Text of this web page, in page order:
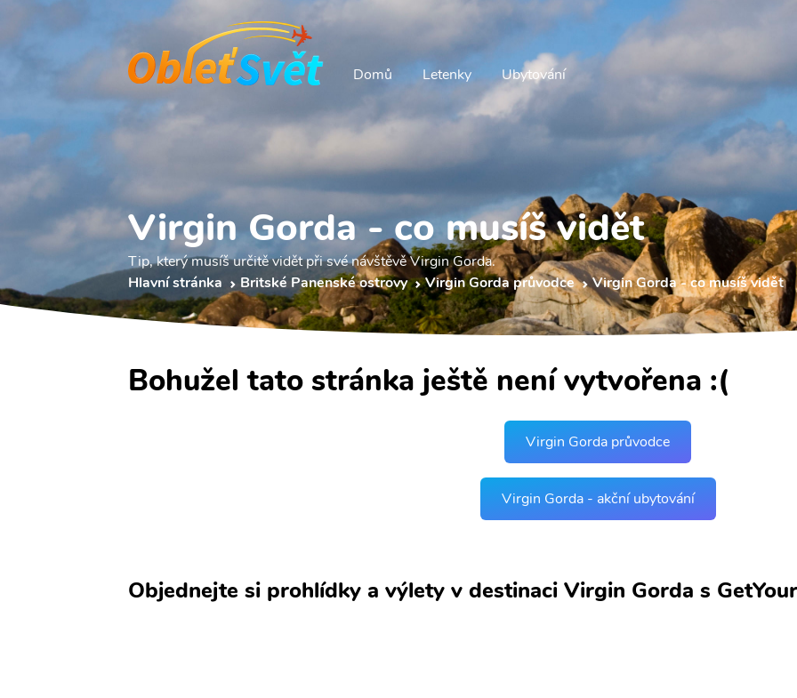
Domů Letenky Ubytování
Virgin Gorda - co musíš vidět
Tip, který musíš určitě vidět při své návštěvě Virgin Gorda.
Hlavní stránka
Britské Panenské ostrovy Virgin Gorda průvodce Virgin Gorda - co musíš vidět
Bohužel tato stránka ještě není vytvořena :(
Virgin Gorda průvodce
Virgin Gorda - akční ubytování
Objednejte si prohlídky a výlety v destinaci Virgin Gorda s